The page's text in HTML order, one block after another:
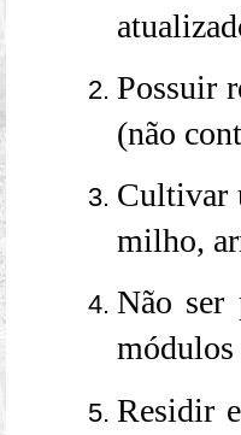
Possuir
(não
Cultivar
milho,
Não ser
Residir